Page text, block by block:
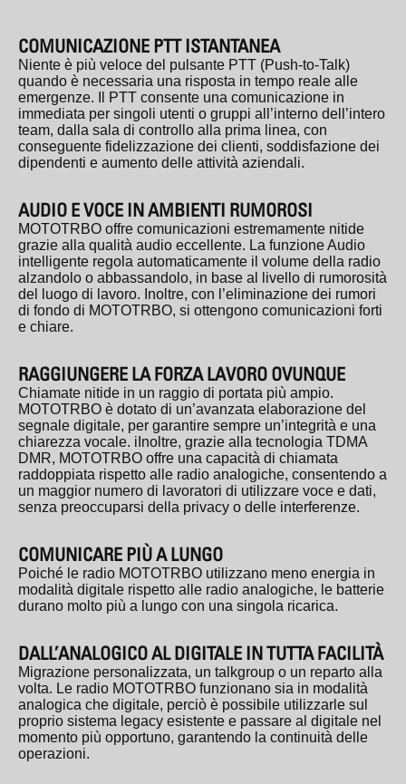
COMUNICAZIONE PTT ISTANTANEA
Niente è più veloce del pulsante PTT (Push-to-Talk)
quando è necessaria una risposta in tempo reale alle
emergenze. Il PTT consente una comunicazione in
immediata per singoli utenti o gruppi all’interno dell’intero
team, dalla sala di controllo alla prima linea, con
conseguente fidelizzazione dei clienti, soddisfazione dei
dipendenti e aumento delle attività aziendali.
AUDIO E VOCE IN AMBIENTI RUMOROSI
MOTOTRBO offre comunicazioni estremamente nitide
grazie alla qualità audio eccellente. La funzione Audio
intelligente regola automaticamente il volume della radio
alzandolo o abbassandolo, in base al livello di rumorosità
del luogo di lavoro. Inoltre, con l’eliminazione dei rumori
di fondo di MOTOTRBO, si ottengono comunicazioni forti
e chiare.
RAGGIUNGERE LA FORZA LAVORO OVUNQUE
Chiamate nitide in un raggio di portata più ampio.
MOTOTRBO è dotato di un’avanzata elaborazione del
segnale digitale, per garantire sempre un’integrità e una
chiarezza vocale. iInoltre, grazie alla tecnologia TDMA
DMR, MOTOTRBO offre una capacità di chiamata
raddoppiata rispetto alle radio analogiche, consentendo a
un maggior numero di lavoratori di utilizzare voce e dati,
senza preoccuparsi della privacy o delle interferenze.
COMUNICARE PIÙ A LUNGO
Poiché le radio MOTOTRBO utilizzano meno energia in
modalità digitale rispetto alle radio analogiche, le batterie
durano molto più a lungo con una singola ricarica.
DALL’ANALOGICO AL DIGITALE IN TUTTA FACILITÀ
Migrazione personalizzata, un talkgroup o un reparto alla
volta. Le radio MOTOTRBO funzionano sia in modalità
analogica che digitale, perciò è possibile utilizzarle sul
proprio sistema legacy esistente e passare al digitale nel
momento più opportuno, garantendo la continuità delle
operazioni.